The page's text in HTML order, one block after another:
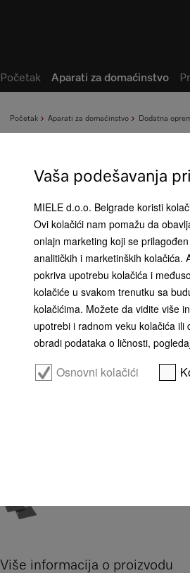
Početak Aparati za domaćinstvo Dodatna
Više informacija o proizvodu
Početak Aparati za domaćinstvo
Vaša podešavanja
MIELE d.o.o. Belgrade koristi
Ovi kolačići nam pomažu da
onlajn marketing koji se
analitičkih i marketinških kolačića.
pokriva upotrebu kolačića i
kolačiće u svakom trenutku sa
kolačićima. Možete da vidite više
upotrebi i radnom veku kolačića
obradi podataka o ličnosti,
Osnovni kolačići